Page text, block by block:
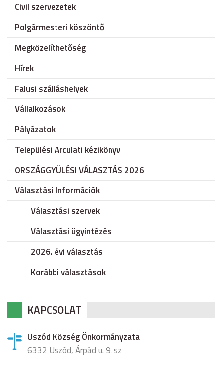
Civil szervezetek
Polgármesteri köszöntő
Megközelíthetőség
Hírek
Falusi szálláshelyek
Vállalkozások
Pályázatok
Települési Arculati kézikönyv
ORSZÁGGYÜLÉSI VÁLASZTÁS 2026
Választási Információk
Választási szervek
Választási ügyintézés
2026. évi választás
Korábbi választások
KAPCSOLAT
Uszód Község Önkormányzata
6332 Uszód, Árpád u. 9. sz